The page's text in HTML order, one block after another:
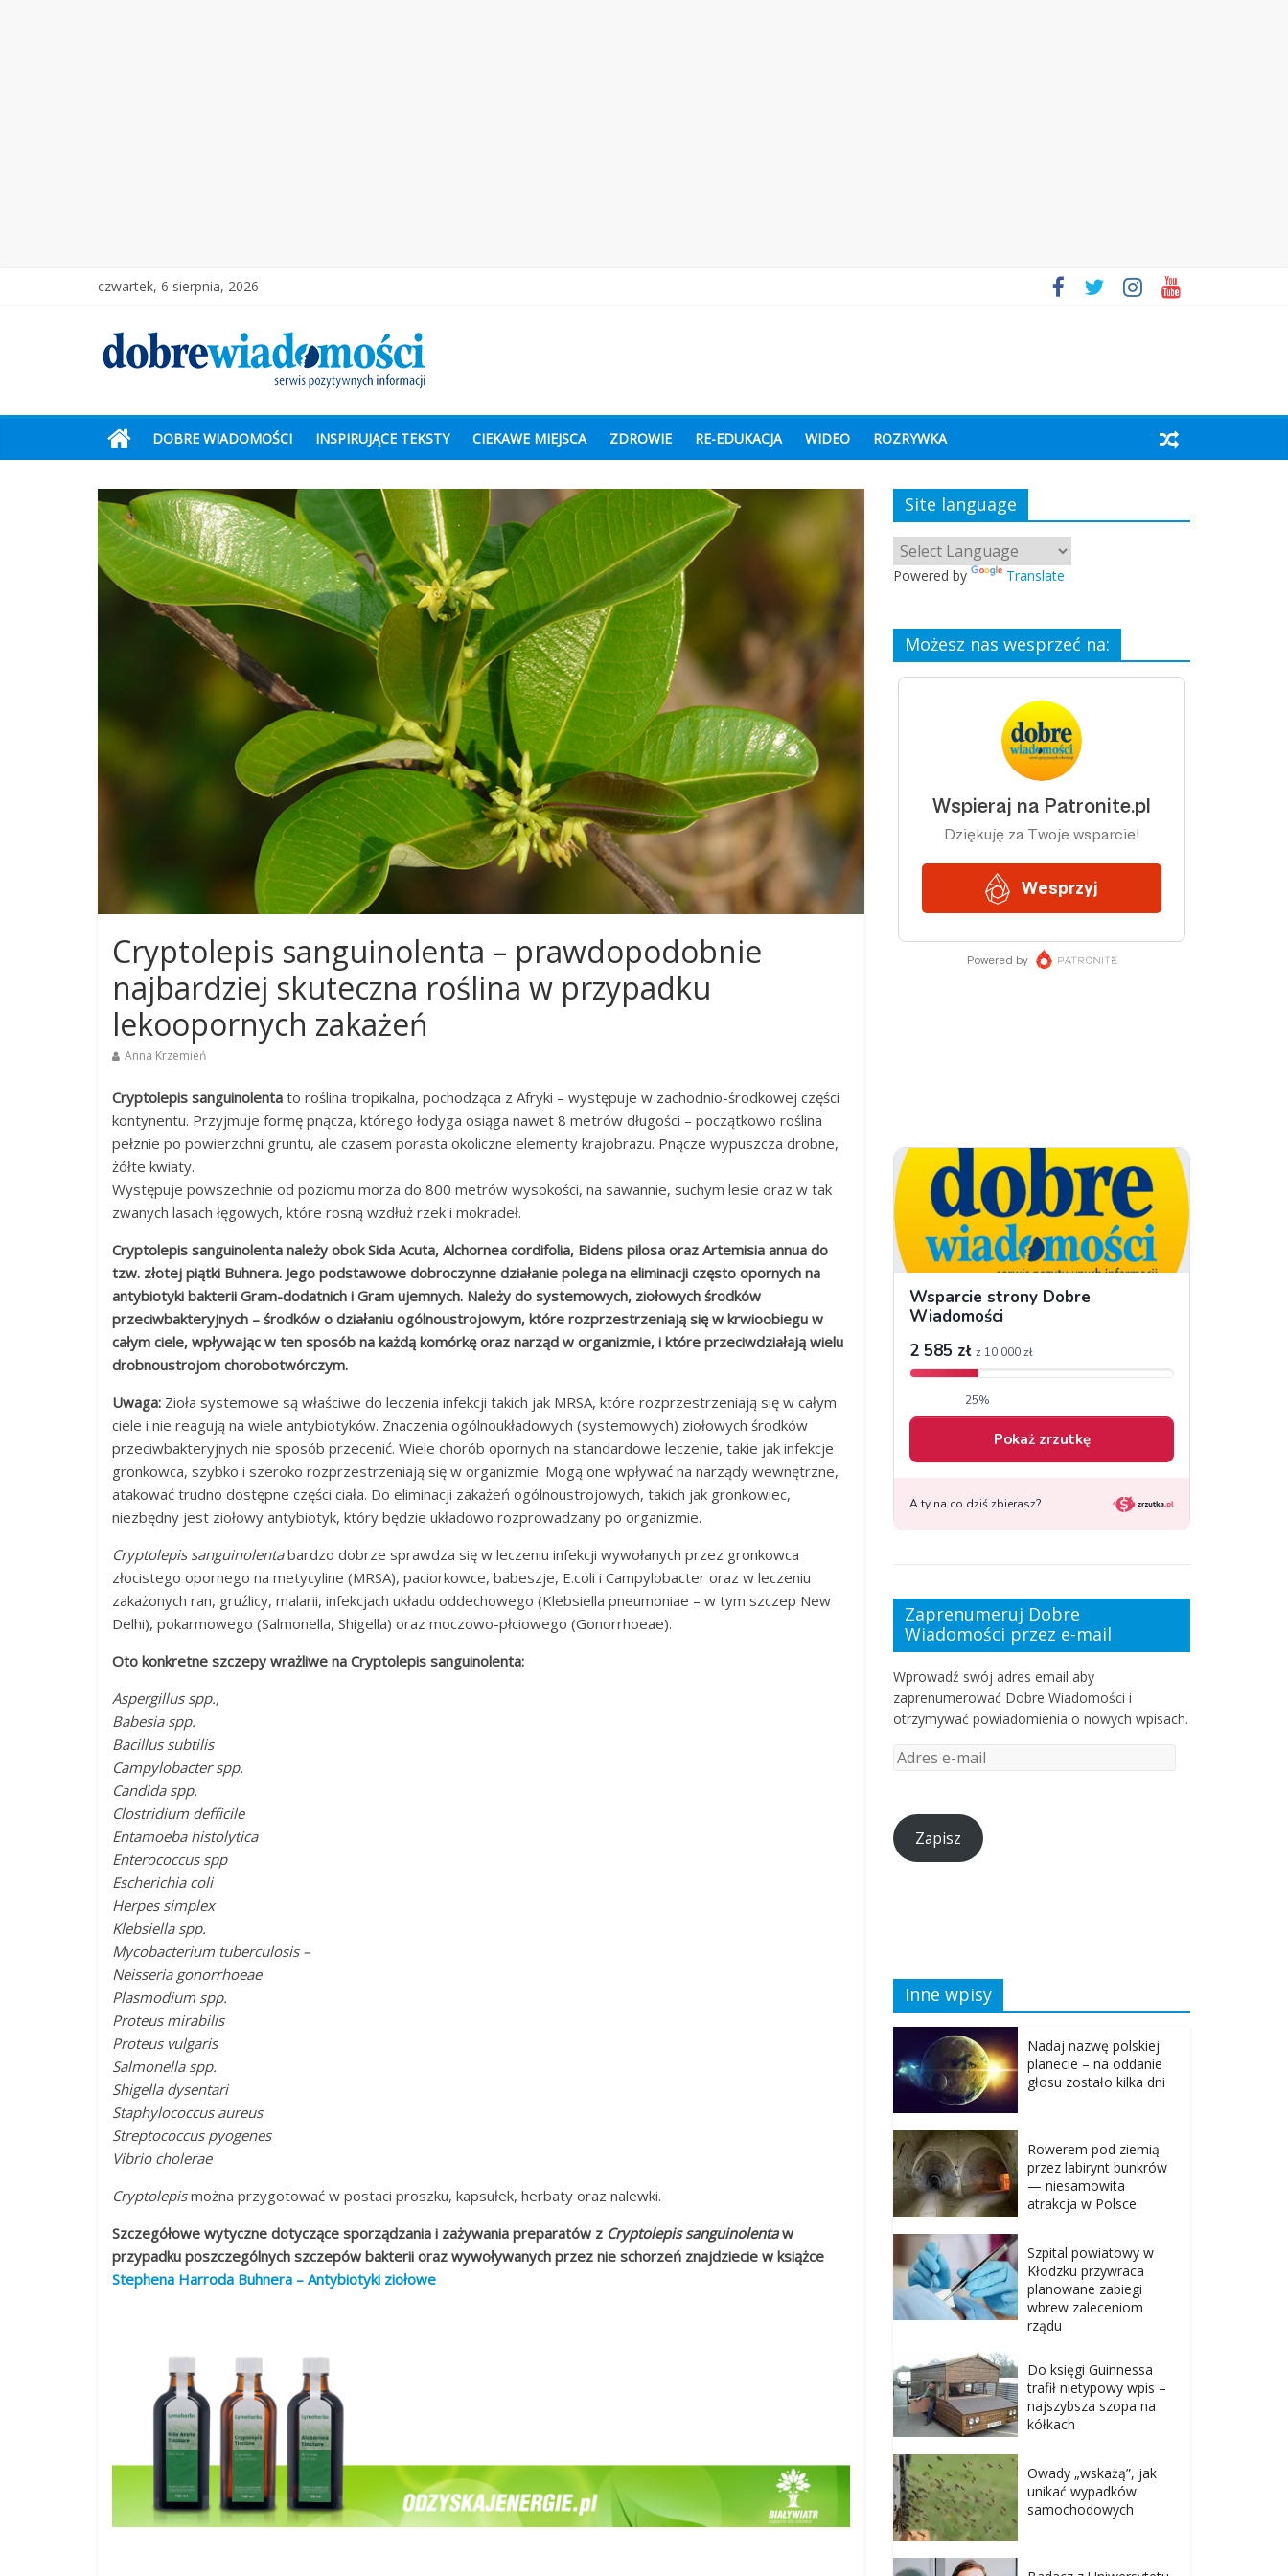
czwartek, 6 sierpnia, 2026
DOBRE WIADOMOŚCI INSPIRUJĄCE TEKSTY CIEKAWE MIEJSCA ZDROWIE RE-EDUKACJA WIDEO ROZRYWKA
Cryptolepis sanguinolenta – prawdopodobnie
najbardziej skuteczna roślina w przypadku
lekoopornych zakażeń
Anna Krzemień
Cryptolepis sanguinolenta to roślina tropikalna, pochodząca z Afryki – występuje w zachodnio-środkowej części
kontynentu. Przyjmuje formę pnącza, którego łodyga osiąga nawet 8 metrów długości – początkowo roślina
pełznie po powierzchni gruntu, ale czasem porasta okoliczne elementy krajobrazu. Pnącze wypuszcza drobne,
żółte kwiaty.
Występuje powszechnie od poziomu morza do 800 metrów wysokości, na sawannie, suchym lesie oraz w tak
zwanych lasach łęgowych, które rosną wzdłuż rzek i mokradeł.
Cryptolepis sanguinolenta należy obok Sida Acuta, Alchornea cordifolia, Bidens pilosa oraz Artemisia annua do
tzw. złotej piątki Buhnera. Jego podstawowe dobroczynne działanie polega na eliminacji często opornych na
antybiotyki bakterii Gram-dodatnich i Gram ujemnych. Należy do systemowych, ziołowych środków
przeciwbakteryjnych – środków o działaniu ogólnoustrojowym, które rozprzestrzeniają się w krwioobiegu w
całym ciele, wpływając w ten sposób na każdą komórkę oraz narząd w organizmie, i które przeciwdziałają wielu
drobnoustrojom chorobotwórczym.
Uwaga: Zioła systemowe są właściwe do leczenia infekcji takich jak MRSA, które rozprzestrzeniają się w całym
ciele i nie reagują na wiele antybiotyków. Znaczenia ogólnoukładowych (systemowych) ziołowych środków
przeciwbakteryjnych nie sposób przecenić. Wiele chorób opornych na standardowe leczenie, takie jak infekcje
gronkowca, szybko i szeroko rozprzestrzeniają się w organizmie. Mogą one wpływać na narządy wewnętrzne,
atakować trudno dostępne części ciała. Do eliminacji zakażeń ogólnoustrojowych, takich jak gronkowiec,
niezbędny jest ziołowy antybiotyk, który będzie układowo rozprowadzany po organizmie.
Cryptolepis sanguinolentabardzo dobrze sprawdza się w leczeniu infekcji wywołanych przez gronkowca
złocistego opornego na metycyline (MRSA), paciorkowce, babeszje, E.coli i Campylobacter oraz w leczeniu
zakażonych ran, gruźlicy, malarii, infekcjach układu oddechowego (Klebsiella pneumoniae – w tym szczep New
Delhi), pokarmowego (Salmonella, Shigella) oraz moczowo-płciowego (Gonorrhoeae).
Oto konkretne szczepy wrażliwe na Cryptolepis sanguinolenta:
Aspergillus spp.,
Babesia spp.
Bacillus subtilis
Campylobacter spp.
Candida spp.
Clostridium defficile
Entamoeba histolytica
Enterococcus spp
Escherichia coli
Herpes simplex
Klebsiella spp.
Mycobacterium tuberculosis –
Neisseria gonorrhoeae
Plasmodium spp.
Proteus mirabilis
Proteus vulgaris
Salmonella spp.
Shigella dysentari
Staphylococcus aureus
Streptococcus pyogenes
Vibrio cholerae
Cryptolepismożna przygotować w postaci proszku, kapsułek, herbaty oraz nalewki.
Szczegółowe wytyczne dotyczące sporządzania i zażywania preparatów z Cryptolepis sanguinolentaw
przypadku poszczególnych szczepów bakterii oraz wywoływanych przez nie schorzeń znajdziecie w książce
Stephena Harroda Buhnera – Antybiotyki ziołowe
Site language
Powered by Translate
Możesz nas wesprzeć na:
Zaprenumeruj Dobre
Wiadomości przez e-mail
Wprowadź swój adres email aby
zaprenumerować Dobre Wiadomości i
otrzymywać powiadomienia o nowych wpisach.
Zapisz
Inne wpisy
Nadaj nazwę polskiej
planecie – na oddanie
głosu zostało kilka dni
Rowerem pod ziemią
przez labirynt bunkrów
— niesamowita
atrakcja w Polsce
Szpital powiatowy w
Kłodzku przywraca
planowane zabiegi
wbrew zaleceniom
rządu
Do księgi Guinnessa
trafił nietypowy wpis –
najszybsza szopa na
kółkach
Owady „wskażą”, jak
unikać wypadków
samochodowych